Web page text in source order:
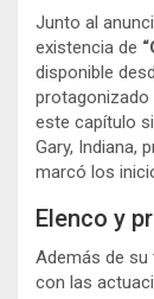
Junto al
existencia de
disponible
protagonizado
este capítulo
Gary, Indiana,
marcó los
Elenco y
Además de
con las